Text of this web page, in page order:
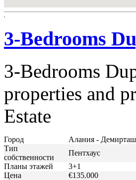
3-Bedrooms
3-Bedrooms
properties and
Estate
Город
Алания - Демирташ
Тип
собственности
Пентхаус
Планы этажей
3+1
Цена
€135.000